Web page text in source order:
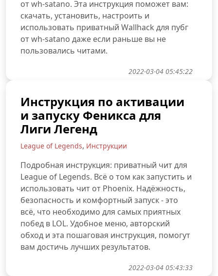
от wh-satano. Эта инструкция поможет вам:
скачать, установить, настроить и
использовать приватный Wallhack для пубг
от wh-satano даже если раньше вы не
пользовались читами.
2022-03-04 05:45:22
Инструкция по активации
и запуску Феникса для
Лиги Легенд
League of Legends, Инструкции
Подробная инструкция: приватный чит для
League of Legends. Всё о том как запустить и
использовать чит от Phoenix. Надёжность,
безопасность и комфортный запуск - это
всё, что необходимо для самых приятных
побед в LOL. Удобное меню, авторский
обход и эта пошаговая инструкция, помогут
вам достичь лучших результатов.
2022-03-04 05:43:33